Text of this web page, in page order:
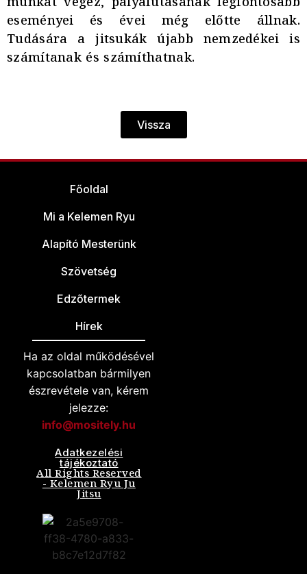
eseményei és évei még előtte állnak.
Tudására a jitsukák újabb nemzedékei is
számítanak és számíthatnak.
Vissza
Főoldal
Mi a Kelemen Ryu
Alapító Mesterünk
Szövetség
Edzőtermek
Hírek
Ha az oldal működésével
kapcsolatban bármilyen
észrevétele van, kérem
jelezze:
info@mositely.hu
Adatkezelési
tájékoztató
All Rights Reserved
- Kelemen Ryu Ju
Jitsu